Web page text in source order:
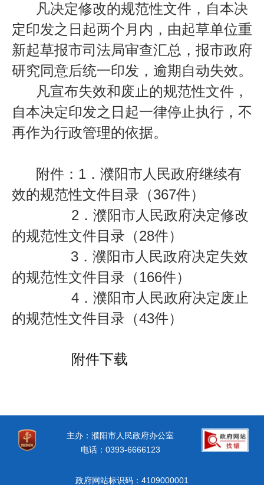
凡决定修改的规范性文件，自本决
定印发之日起两个月内，由起草单位重
新起草报市司法局审查汇总，报市政府
研究同意后统一印发，逾期自动失效。
凡宣布失效和废止的规范性文件，
自本决定印发之日起一律停止执行，不
再作为行政管理的依据。
附件： 1． 濮阳市人民政府继续有
效的规范性文件目录（367件）
2 ． 濮阳市人民政府决定修改
的规范性文件目录（28件）
3 ．濮阳市人民政府决定失效
的规范性文件目录（166件）
4． 濮阳市人民政府决定废止
的规范性文件目录（43件）
附件下载
主办：濮阳市人民政府办公室
电话：0393-6666123
政府网站标识码：4109000001